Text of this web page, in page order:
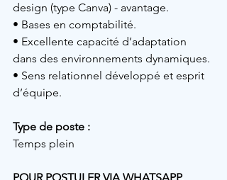
design (type Canva) - avantage.
• Bases en comptabilité.
• Excellente capacité d’adaptation
dans des environnements dynamiques.
• Sens relationnel développé et esprit
d’équipe.
Type de poste :
Temps plein